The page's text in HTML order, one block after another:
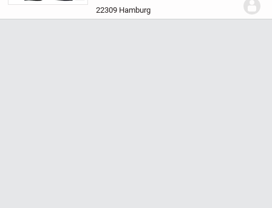
Bacardi Artikel eingestellt.
22309 Hamburg